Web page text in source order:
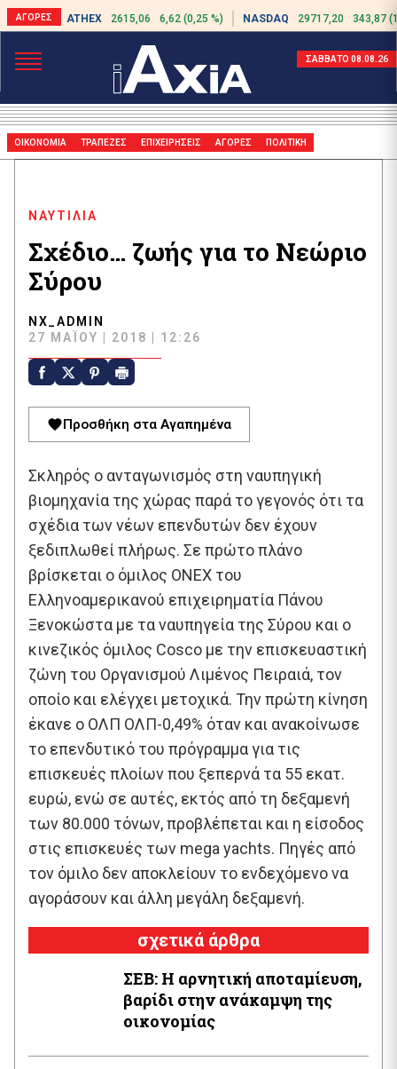
ATHEX 2615,06 6,62 (0,25 %) NASDAQ 29717,20 343,87
ΣΑΒΒΑΤΟ 08.08.26
ΟΙΚΟΝΟΜΙΑ ΤΡΑΠΕΖΕΣ ΕΠΙΧΕΙΡΗΣΕΙΣ ΑΓΟΡΕΣ ΠΟΛΙΤΙΚΗ
ΝΑΥΤΙΛΙΑ
Σχέδιο… ζωής για το Νεώριο
Σύρου
NX_ADMIN
27 ΜΑΪ́ΟΥ | 2018 | 12:26
Προσθήκη στα Αγαπημένα
Σκληρός ο ανταγωνισμός στη ναυπηγική
βιομηχανία της χώρας παρά το γεγονός ότι τα
σχέδια των νέων επενδυτών δεν έχουν
ξεδιπλωθεί πλήρως. Σε πρώτο πλάνο
βρίσκεται ο όμιλος ONEX του
Ελληνοαμερικανού επιχειρηματία Πάνου
Ξενοκώστα με τα ναυπηγεία της Σύρου και ο
κινεζικός όμιλος Cosco με την επισκευαστική
ζώνη του Οργανισμού Λιμένος Πειραιά, τον
οποίο και ελέγχει μετοχικά. Την πρώτη κίνηση
έκανε ο ΟΛΠ ΟΛΠ-0,49% όταν και ανακοίνωσε
το επενδυτικό του πρόγραμμα για τις
επισκευές πλοίων που ξεπερνά τα 55 εκατ.
ευρώ, ενώ σε αυτές, εκτός από τη δεξαμενή
των 80.000 τόνων, προβλέπεται και η είσοδος
στις επισκευές των mega yachts. Πηγές από
τον όμιλο δεν αποκλείουν το ενδεχόμενο να
αγοράσουν και άλλη μεγάλη δεξαμενή.
σχετικά άρθρα
ΣΕΒ: Η αρνητική αποταμίευση,
βαρίδι στην ανάκαμψη της
οικονομίας